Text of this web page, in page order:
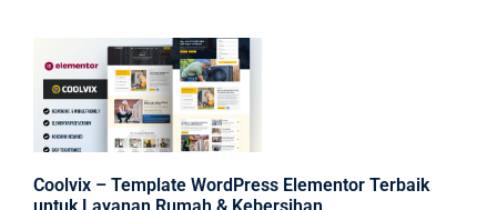
Coolvix – Template WordPress Elementor Terbaik
untuk Layanan Rumah & Kebersihan